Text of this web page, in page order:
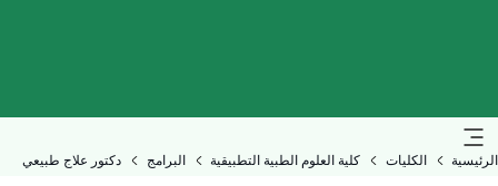
الرئيسية الكليات كلية العلوم الطبية التطبيقية البرامج دكتور علاج طبيعي